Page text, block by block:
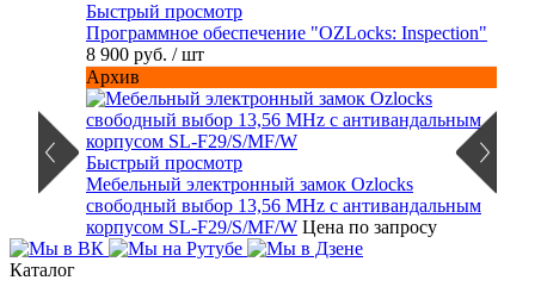
Быстрый просмотр
Программное обеспечение "OZLocks: Inspection"
8 900 руб. / шт
Архив
Быстрый просмотр
Мебельный электронный замок Ozlocks
свободный выбор 13,56 MHz с антивандальным
корпусом SL-F29/S/MF/W Цена по запросу
Каталог